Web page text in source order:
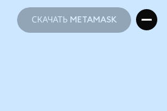
СКАЧАТЬ METAMASK